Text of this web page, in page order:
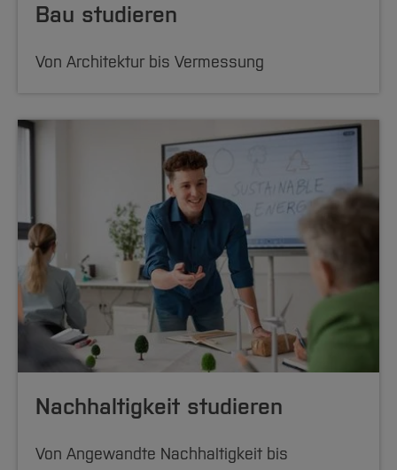
Bau studieren
Von Architektur bis Vermessung
Nachhaltigkeit studieren
Von Angewandte Nachhaltigkeit bis